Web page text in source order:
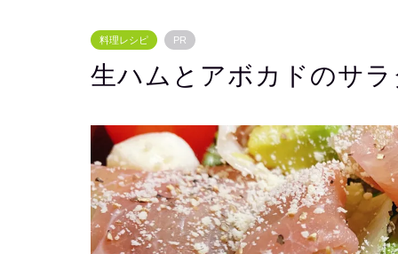
料理レシピ PR
生ハムとアボカドのサ